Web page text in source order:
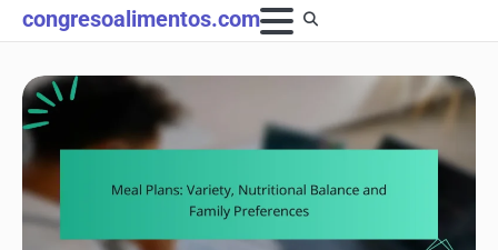
Skip
to
congresoalimentos.com